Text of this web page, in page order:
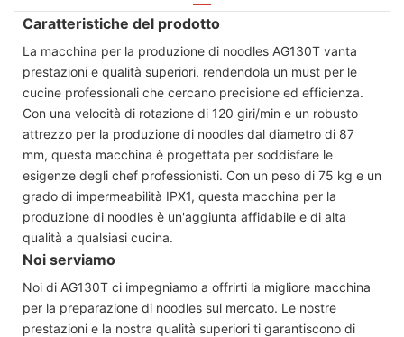
Caratteristiche del prodotto
La macchina per la produzione di noodles AG130T vanta
prestazioni e qualità superiori, rendendola un must per le
cucine professionali che cercano precisione ed efficienza.
Con una velocità di rotazione di 120 giri/min e un robusto
attrezzo per la produzione di noodles dal diametro di 87
mm, questa macchina è progettata per soddisfare le
esigenze degli chef professionisti. Con un peso di 75 kg e un
grado di impermeabilità IPX1, questa macchina per la
produzione di noodles è un'aggiunta affidabile e di alta
qualità a qualsiasi cucina.
Noi serviamo
Noi di AG130T ci impegniamo a offrirti la migliore macchina
per la preparazione di noodles sul mercato. Le nostre
prestazioni e la nostra qualità superiori ti garantiscono di